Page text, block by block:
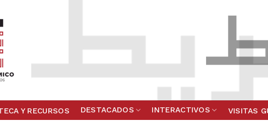
Y RECURSOS DESTACADOS INTERACTIVOS VISITAS